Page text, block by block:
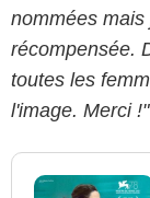
nommées
récompensée.
toutes les
l'image. Merci !"